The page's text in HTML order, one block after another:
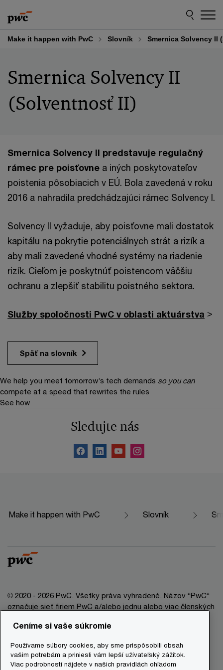
to
content
to
footer
Make it happen with PwC Slovník Smernica Solvency II
Smernica Solvency II
(Solventnosť II)
Smernica Solvency II predstavuje regulačný
rámec pre poisťovne a iných poskytovateľov
poistenia pôsobiacich v EÚ. Bola zavedená v roku
2016 a nahradila predchádzajúci rámec Solvency I.
Solvency II vyžaduje, aby poisťovne mali dostatok
kapitálu na pokrytie potenciálnych strát a rizík a
aby mali zavedené vhodné systémy na riadenie
rizík. Cieľom je poskytnúť poistencom väčšiu
ochranu a zlepšiť stabilitu poistného sektora.
Služby spoločnosti PwC v oblasti aktuárstva >
Späť na slovník
We help you meet tomorrow’s tech demands so you can
compete at a speed that rewrites the rules
See how
Sledujte nás
Make it happen with PwC Slovník
© 2020 - 2026 PwC. Všetky práva vyhradené. Názov “PwC“
označuje sieť firiem PwC a/alebo jednu alebo viac členských
informácie nájdete na stránke www.pwc.com/structure.
Právna doložka
Ceníme si vaše súkromie
Používame súbory cookies, aby sme prispôsobili obsah
vašim potrebám a priniesli vám lepší užívateľský zážitok.
Viac podrobností nájdete v našich pravidlách ohľadom